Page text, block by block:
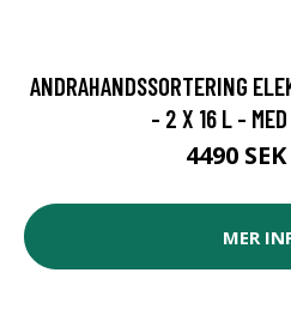
ANDRAHANDSSORTERING
- 2 X 16 L -
4490 SEK
MER